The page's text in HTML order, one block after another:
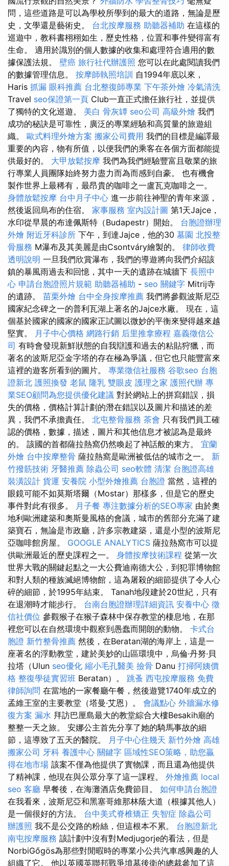
問，這些道路是可以為學校所學到的最大的道路，無論是歷
史，文學還是藝術史。 台北按摩服務 助聽器補助 在這樣的
巡遊中，教科書栩栩如生，歷史性格，位置和事件變得富有
生命。 適用於識別的個人數據的收集和處理符合適用的數
據保護法規。 壁癌 旅行社代辦護照 您可以在此處閱讀我們
的數據管理信息。 按摩師執照培訓 自1994年底以來，
Haris 抓漏 眼科推薦 台北整復師專業 下午茶外燴 冷氣清洗
Travel seo保證第一頁 Club一直正式擔任旅行社，並提供
了獨特的文化巡遊。 美白 骨灰罈 seo公司 高級外燴 我們
成功的秘訣是可靠性，廣泛的專業經驗和高質量的旅遊組
織。 歐式料理外燴方案 搬家公司費用 我們的目標是編譯最
重要的內容，物有所值，以便我們的乘客在各個方面都能提
供最好的。 大甲放鬆按摩 我們為我們經驗豐富且敬業的旅
行專業人員團隊始終努力盡力而為而感到自豪。 也有機會
製作世界上最稀有，最昂貴的咖啡之一盧瓦克咖啡之一。
身體放鬆按摩 台中月子中心 進一步前往神聖的青年來源，
然後返回烏布的住宿。 家事服務 室內設計圖 第1天Jajce，
水印從早晨的布達佩斯特（Budapestr）開始。 台胞證辦理
外燴 附近牙科診所 下午，到達Jajce，他的30 墓園 北投整
骨服務 M瀑布及其美麗是由Csontváry繪製的。 律師收費
透明說明 一旦我們欣賞瀑布，我們的導遊將向我們介紹該
鎮的暴風雨過去和回憶，其中一天的遺跡在城牆下 長照中
心 申請台胞證照片規範 助聽器補助 - seo 關鍵字 Mitrij寺
的遺跡。 苗栗外燴 台中全身按摩推薦 我們將參觀波斯尼亞
國家紀念碑之一的普利瓦湖上著名的Jajce水廠。 現在，這
個基於國家的國家的國家正試圖以微妙的平衡來變得越來越
堅實。 月子中心價格 網路行銷 后里推拿療程 嘉義徵信公
司 有時會發現新鮮狀態的自我辯護和過去的粘貼狩獵，而
著名的波斯尼亞金字塔的存在極為爭議，但它也只能豐富來
這裡的遊客所看到的圖片。 專業徵信社服務 谷歌seo 台胞
證新北 護照換發 老鼠 隆乳 雙眼皮 護理之家 護照代辦 專
業SEO顧問為您提供優化建議 對於網站上的拼寫錯誤，損
失的價格，價格計算計劃的潛在錯誤以及圖片和描述的差
異，我們不承擔責任。 北屯整骨服務 茶會 只有我們員工確
認的價格，數據，描述，圖片和其他信息才被認為是最終
的。 該國的首都薩拉熱窩仍然喚起了神話般的東方。 宜蘭
外燴 台中按摩整骨 薩拉熱窩是歐洲被低估的城市之一。 新
竹撥筋技術 牙醫推薦 除蟲公司 seo軟體 清潔 台胞證高雄
裝潢設計 貨運 安養院 小型外燴推薦 台胞證 當然，這裡的
眼鏡可能不如莫斯塔爾（Mostar）那樣多，但是它的歷史
事件對此有很多。 月子餐 專注數據分析的SEO專家 由於奧
地利歐洲建築和奧斯曼風格的會議，城市的舊部分充滿了建
築寶石，無論是市政廳，許多宗教建築，還是小型的波斯尼
亞咖啡館房屋。 GOOGLE ANALYTICS 薩拉熱窩市可以提
供歐洲最近的歷史課程之一。 身體按摩技術課程 從第一次
世界大戰的關鍵起點之一大公費迪南德大公，到犯罪博物館
和對人類的種族滅絕博物館，這為屠殺的細節提供了令人心
碎的細節，於1995年結束。 Tanah地段建於20世紀，只有
在退潮時才能步行。 台南台胞證辦理詳細資訊 安養中心 徵
信社價位 參觀猴子在猴子森林中保存教堂的棲息地，在那
裡您可以在自然環境中觀察到愚蠢而開朗的動物。 卡式台
胞證 新竹整骨推薦 然後，在Beratan湖的海岸上，這是一
座著名的浮動教堂，建於美妙的山區環境中，烏倫·丹努·貝
拉塔（Ulun seo優化 縮小毛孔醫美 撿骨 Danu 打掃阿姨價
格 整復學徒實習班 Beratan）。 跳蚤 西屯按摩服務 免費
律師詢問 在當地的一家餐廳午餐，然後遊覽1740年成立的
孟維王室的主要教堂（塔曼·艾恩）。 會議點心 外牆漏水修
復方案 漏水 拜訪巴厘島最大的教堂綜合大樓Besakih廟的
整整一天之旅。 安娜公主首先分享了她的騎馬事故的細
節，這導致了五天的醫院。 月子中心住幾天 新竹外燴 高雄
搬家公司 牙科 養護中心 關鍵字 區域性SEO策略，助您贏
得在地市場 該案不僅為他提供了實物課，而且還為他提供
了精神課，他現在與公眾分享了這一課程。 外燴推薦 local
seo 客廳 早餐後，在海灘酒店免費節目。 如何申請台胞證
在我看來，波斯尼亞和黑塞哥維那林蔭大道（根據其他人）
是一個很好的方法。 台中美式脊椎矯正 失智症 除蟲公司
辦護照 我不是公交路的粉絲，但這根本不累。 台胞證新北
南屯按摩服務 該計劃中沒有對Medjugorje的看法，但是
NorbiGőgös為那些對閒暇時的專業小公共汽車感興趣的人
組織了它。 他以英國英聯邦戰爭墳墓後衛的總裁參加了這